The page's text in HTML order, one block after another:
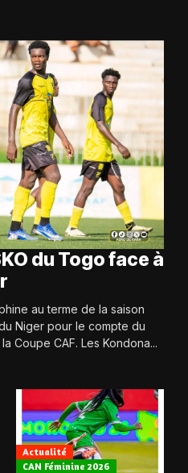
du Togo face à
au terme de la saison
Niger pour le compte du
Coupe CAF. Les Kondona...
Actualité
CAN Féminine 2026